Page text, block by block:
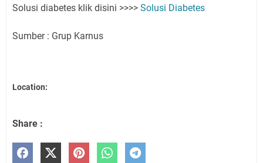
Solusi diabetes klik disini >>>> Solusi Diabetes
Sumber : Grup Karnus
Location:
Share :